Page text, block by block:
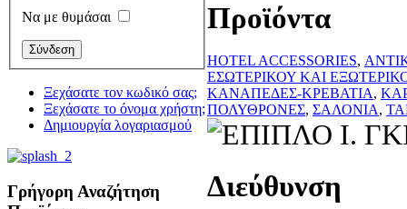
Να με θυμάσαι
Ξεχάσατε τον κωδικό σας;
Ξεχάσατε το όνομα χρήστη;
Δημιουργία λογαριασμού
Γρήγορη Αναζήτηση
Προϊόντα
HOTEL ACCESSORIES,
ΕΣΩΤΕΡΙΚΟΥ ΚΑΙ
ΚΑΝΑΠΕΔΕΣ-ΚΡΕΒΑΤΙΑ,
ΠΟΛΥΘΡΟΝΕΣ, ΣΑΛΟΝΙΑ,
Διεύθυνση